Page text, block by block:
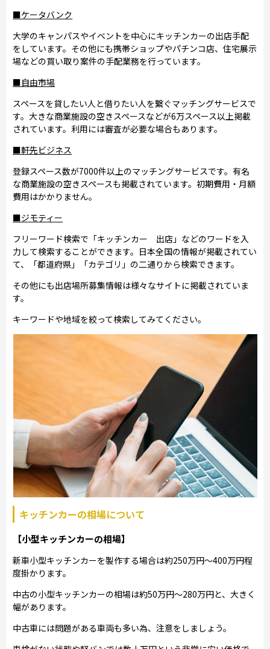
■ケータバンク
大学のキャンパスやイベントを中心にキッチンカーの出店手配
をしています。その他にも携帯ショップやパチンコ店、住宅展示
場などの買い取り案件の手配業務を行っています。
■自由市場
スペースを貸したい人と借りたい人を繋ぐマッチングサービスで
す。大きな商業施設の空きスペースなどが6万スペース以上掲載
されています。利用には審査が必要な場合もあります。
■軒先ビジネス
登録スペース数が7000件以上のマッチングサービスです。有名
な商業施設の空きスペースも掲載されています。初期費用・月額
費用はかかりません。
■ジモティー
フリーワード検索で「キッチンカー 出店」などのワードを入
力して検索することができます。日本全国の情報が掲載されてい
て、「都道府県」「カテゴリ」の二通りから検索できます。
その他にも出店場所募集情報は様々なサイトに掲載されていま
す。
キーワードや地域を絞って検索してみてください。
キッチンカーの相場について
【小型キッチンカーの相場】
新車小型キッチンカーを製作する場合は約250万円～400万円程
度掛かります。
中古の小型キッチンカーの相場は約50万円～280万円と、大きく
幅があります。
中古車には問題がある車両も多い為、注意をしましょう。